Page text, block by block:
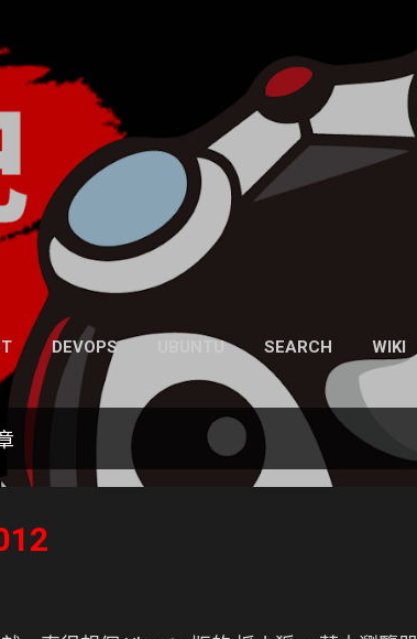
凍仁的筆記
- https://note.drx.tw
網頁
DEVOPS UBUNTU SEARCH WIKI